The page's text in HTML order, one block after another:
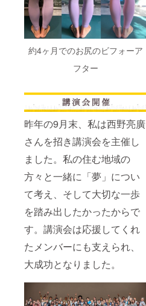
約4ヶ月でのお尻のビフォーア
フター
昨年の9月末、私は西野亮廣
さんを招き講演会を主催し
ました。私の住む地域の
方々と一緒に「夢」につい
て考え、そして大切な一歩
を踏み出したかったからで
す。講演会は応援してくれ
たメンバーにも支えられ、
大成功となりました。